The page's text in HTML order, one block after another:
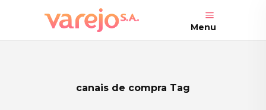
Menu
canais de compra Tag